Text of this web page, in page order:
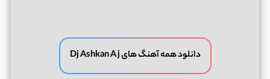
دانلود همه آهنگ های Dj Ashkan A j